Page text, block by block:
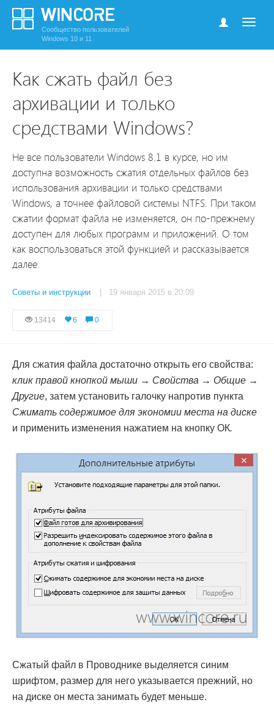
Сообщество пользователей
Windows 10 и 11
Как сжать файл без
архивации и только
средствами Windows?
Не все пользователи Windows 8.1 в курсе, но им
доступна возможность сжатия отдельных файлов без
использования архивации и только средствами
Windows, а точнее файловой системы NTFS. При таком
сжатии формат файла не изменяется, он по-прежнему
доступен для любых программ и приложений. О том
как воспользоваться этой функцией и рассказывается
далее.
Советы и инструкции | 19 января 2015 в 20:09
13414 6 0
Для сжатия файла достаточно открыть его свойства:
клик правой кнопкой мыши → Свойства → Общие →
Другие, затем установить галочку напротив пункта
Сжимать содержимое для экономии места на диске
и применить изменения нажатием на кнопку ОК.
Сжатый файл в Проводнике выделяется синим
шрифтом, размер для него указывается прежний, но
на диске он места занимать будет меньше.